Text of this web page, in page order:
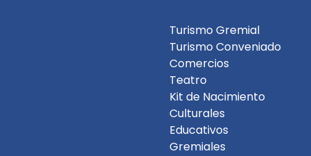
Turismo Gremial
Turismo Conveniado
Comercios
Teatro
Kit de Nacimiento
Culturales
Educativos
Gremiales